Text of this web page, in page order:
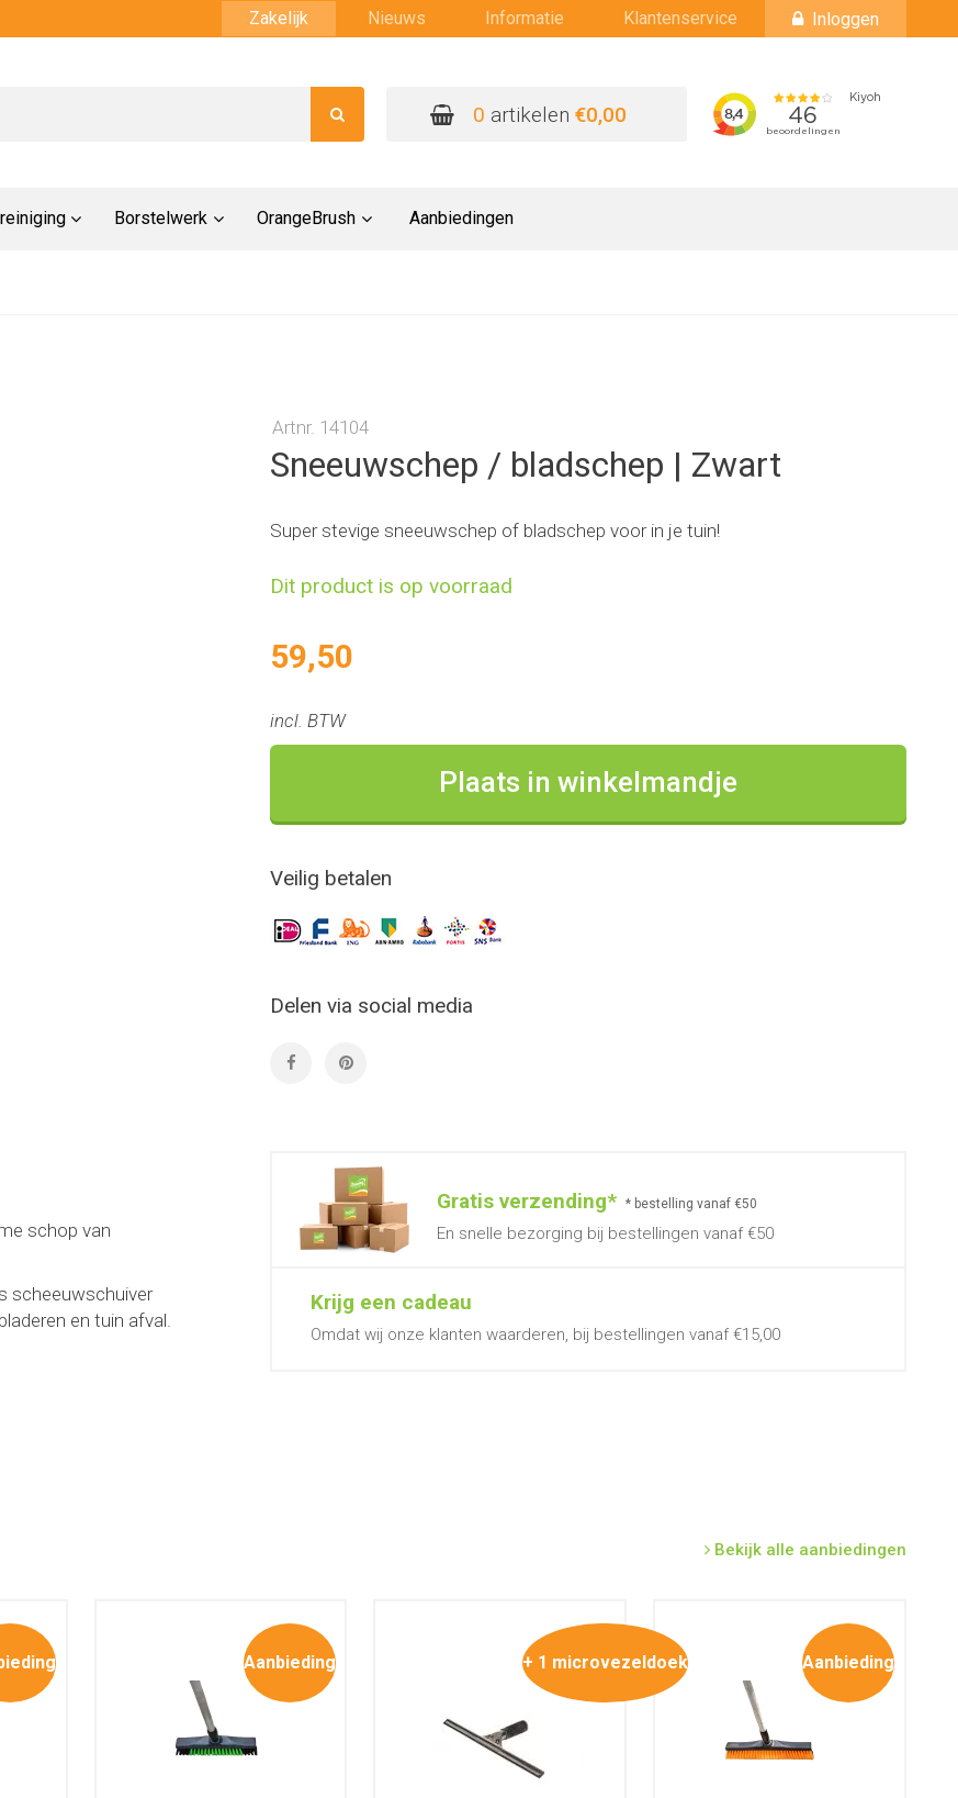
Inloggen
Zakelijk Nieuws Informatie Klantenservice
0 artikelen €0,00
Borstelwerk OrangeBrush Aanbiedingen
Artnr. 14104
Sneeuwschep / bladschep | Zwart
schop van
scheeuwschuiver
en tuin afval.
Super stevige sneeuwschep of bladschep voor in je tuin!
Dit product is op voorraad
59,50
incl. BTW
Plaats in winkelmandje
Veilig betalen
Delen via social media
Gratis verzending* * bestelling vanaf €50
En snelle bezorging bij bestellingen vanaf €50
Krijg een cadeau
Omdat wij onze klanten waarderen, bij bestellingen vanaf €15,00
Bekijk alle aanbiedingen
Aanbieding + 1 microvezeldoek Aanbieding